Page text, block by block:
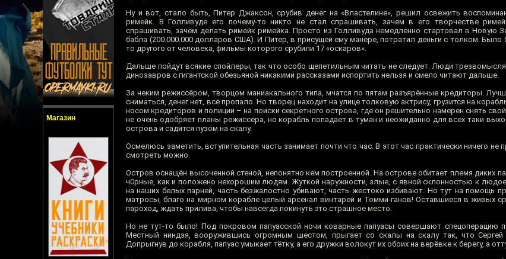
Магазин
Ну и вот, стало быть, Питер Джаксон, срубив денег на «Властелине», решил освежить
римейк. В Голливуде его почему-то никто не стал спрашивать, зачем в его творчестве
спрашивать, зачем делать римейк римейка. Просто из Голливуда немедленно стартовал в Новую
бабла (200.000.000 долларов США). И Питер, в присущей ему манере, потратил деньги с толком. Было
то другого от человека, фильмы которого срубили 17 «оскаров».
Дальше пойдут всякие спойлеры, так что особо щепетильным читать не следует. Люди
динозавров с гигантской обезьяной никакими рассказами испортить нельзя и смело читают дальше.
За неким режиссёром, творцом маниакального типа, мчатся по пятам разъярённые кредиторы.
сниматься, денег нет, всё пропало. Но творец находит на улице толковую актрису, грузится на
носом кредиторов и полиции – на поиски секретного острова, где он решительно намерен снять
не очень одобряет планы режиссёра, но корабль попадает в туман и неожиданно для всех таки
острова и садится пузом на скалу.
Осмелюсь заметить, вступительная часть занимает почти что час. В этот час практически ничего не
смотреть можно.
Остров оснащён высоченной стеной, непонятно кем построенной. На острове обитает племя диких
ч0рные, как и положено нехорошим людям. Жуткой наружности, злые, с явной склонностью к
на наших белых парней, часть безжалостно убивают, часть жестоко избивают. Но тут на помощь
матросы, благо на мирном корабле целый арсенал винтарей и Томми-ганов! Оставшиеся в живых
пароход, ждать прилива, чтобы навсегда покинуть это страшное место.
Но не тут-то было! Под покровом папуасской ночи коварные папуасы совершают спецоперацию
Местный ниндзя, вооружившись огромным шестом, прыгает со скалы на скалу так, что Сергей
Допрыгнув до корабля, папуас умыкает тётку, а его дружки волокут их обоих на верёвке к берегу, а